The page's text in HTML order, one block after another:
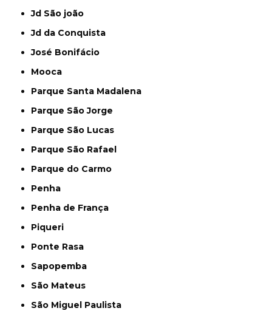
Jd São joão
Jd da Conquista
José Bonifácio
Mooca
Parque Santa Madalena
Parque São Jorge
Parque São Lucas
Parque São Rafael
Parque do Carmo
Penha
Penha de França
Piqueri
Ponte Rasa
Sapopemba
São Mateus
São Miguel Paulista